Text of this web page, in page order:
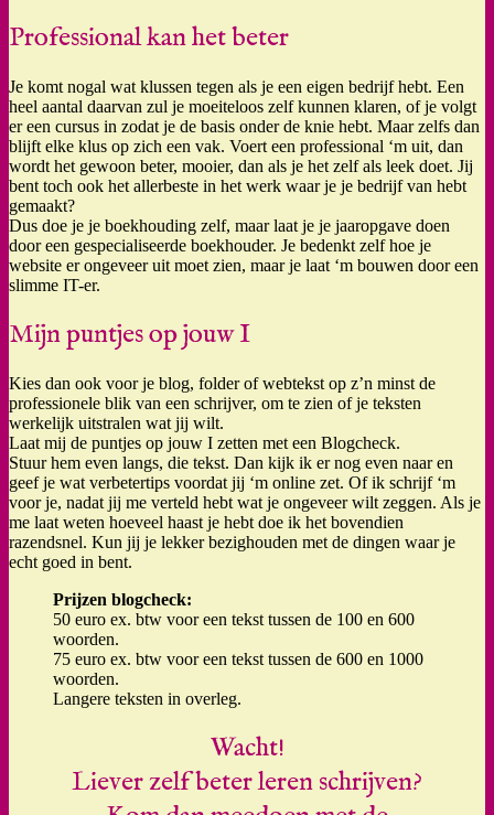
Professional kan het beter
Je komt nogal wat klussen tegen als je een eigen bedrijf hebt. Een
heel aantal daarvan zul je moeiteloos zelf kunnen klaren, of je volgt
er een cursus in zodat je de basis onder de knie hebt. Maar zelfs dan
blijft elke klus op zich een vak. Voert een professional ‘m uit, dan
wordt het gewoon beter, mooier, dan als je het zelf als leek doet. Jij
bent toch ook het allerbeste in het werk waar je je bedrijf van hebt
gemaakt?
Dus doe je je boekhouding zelf, maar laat je je jaaropgave doen
door een gespecialiseerde boekhouder. Je bedenkt zelf hoe je
website er ongeveer uit moet zien, maar je laat ‘m bouwen door een
slimme IT-er.
Mijn puntjes op jouw I
Kies dan ook voor je blog, folder of webtekst op z’n minst de
professionele blik van een schrijver, om te zien of je teksten
werkelijk uitstralen wat jij wilt.
Laat mij de puntjes op jouw I zetten met een Blogcheck.
Stuur hem even langs, die tekst. Dan kijk ik er nog even naar en
geef je wat verbetertips voordat jij ‘m online zet. Of ik schrijf ‘m
voor je, nadat jij me verteld hebt wat je ongeveer wilt zeggen. Als je
me laat weten hoeveel haast je hebt doe ik het bovendien
razendsnel. Kun jij je lekker bezighouden met de dingen waar je
echt goed in bent.
Prijzen blogcheck:
50 euro ex. btw voor een tekst tussen de 100 en 600
woorden.
75 euro ex. btw voor een tekst tussen de 600 en 1000
woorden.
Langere teksten in overleg.
Wacht!
Liever zelf beter leren schrijven?